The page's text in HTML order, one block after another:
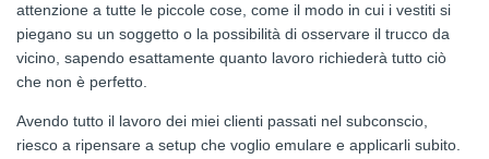
attenzione a tutte le piccole cose, come il modo in cui i vestiti si
piegano su un soggetto o la possibilità di osservare il trucco da
vicino, sapendo esattamente quanto lavoro richiederà tutto ciò
che non è perfetto.
Avendo tutto il lavoro dei miei clienti passati nel subconscio,
riesco a ripensare a setup che voglio emulare e applicarli subito.